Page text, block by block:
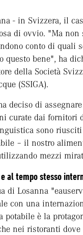
- in Svizzera, il
di ovvio. "Ma non
conto di quali
questo bene", ha
della Società
(SSIGA).
deciso di
curate dai fornitori
sono
– il nostro
mezzi
al tempo stesso
di Losanna
con una
potabile è la
nei ristoranti